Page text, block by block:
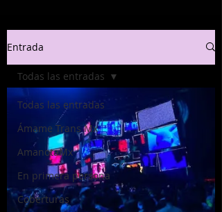
Entrada
Todas las entradas
Ámame Trans Mx
AmanotaMx
En primera persona
Coberturas
Todas las entradas